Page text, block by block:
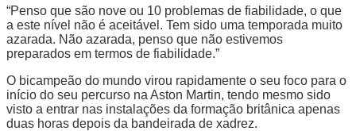
“Penso que são nove ou 10 problemas de fiabilidade, o que
a este nível não é aceitável. Tem sido uma temporada muito
azarada. Não azarada, penso que não estivemos
preparados em termos de fiabilidade.”
O bicampeão do mundo virou rapidamente o seu foco para o
início do seu percurso na Aston Martin, tendo mesmo sido
visto a entrar nas instalações da formação britânica apenas
duas horas depois da bandeirada de xadrez.